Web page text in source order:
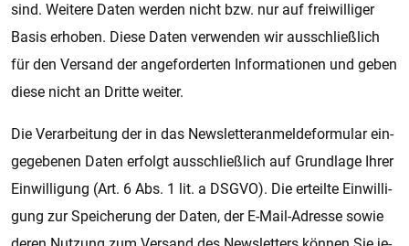
sind. Wei­te­re Daten wer­den nicht bzw. nur auf frei­wil­li­ger
Basis er­ho­ben. Diese Daten ver­wen­den wir aus­schließ­lich
für den Ver­sand der an­ge­for­der­ten In­for­ma­ti­o­nen und geben
diese nicht an Drit­te wei­ter.
Die Ver­a­r­bei­tung der in das Newslet­teran­mel­de­for­mu­lar ein­
ge­ge­be­nen Daten er­folgt aus­schließ­lich auf Grund­la­ge Ihrer
Ein­wil­li­gung (Art. 6 Abs. 1 lit. a DSGVO). Die er­teil­te Ein­wil­li­
gung zur Spei­che­rung der Daten, der E-Mail-Adres­se sowie